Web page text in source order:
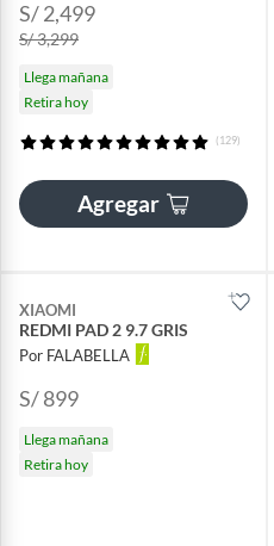
S/ 2,499
S/ 3,299
Llega mañana
Retira hoy
(129)
Agregar
XIAOMI
REDMI PAD 2 9.7 GRIS
Por FALABELLA
S/ 899
Llega mañana
Retira hoy